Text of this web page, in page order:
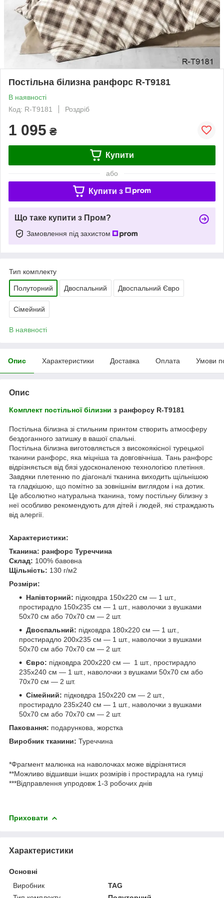
Постільна білизна ранфорс R-T9181
В наявності
Код: R-T9181
Роздріб
1 095 ₴
Купити
або
Купити з
Що таке купити з Пром?
Замовлення під захистом
Тип комплекту
Полуторний Двоспальний Двоспальний Євро
Сімейний
В наявності
Опис Характеристики Доставка Оплата Умови
Опис
Комплект постільної білизни з ранфорсу R-T9181
Постільна білизна зі стильним принтом створить атмосферу
бездоганного затишку в вашої спальні.
Постільна білизна виготовляється з високоякісної турецької
тканини ранфорс, яка міцніша та довговічніша. Тань ранфорс
відрізняється від бязі удосконаленою технологією плетіння.
Завдяки плетенню по діагоналі тканина виходить щільнішою
та гладкішою, що помітно за зовнішнім виглядом і на дотик.
Це абсолютно натуральна тканина, тому постільну білизну з
неї особливо рекомендують для дітей і людей, які страждають
від алергії.
Характеристики:
Тканина: ранфорс Туреччина
Склад: 100% бавовна
Щільність: 130 г/м2
Розміри:
Напівторний: підковдра 150х220 см — 1 шт.,
простирадло 150х235 см — 1 шт., наволочки з вушками
50х70 см або 70х70 см — 2 шт.
Двоспальний: підковдра 180х220 см — 1 шт.,
простирадло 200х235 см — 1 шт., наволочки з вушками
50х70 см або 70х70 см — 2 шт.
Євро: підковдра 200х220 см — 1 шт., простирадло
235х240 см — 1 шт., наволочки з вушками 50х70 см або
70х70 см — 2 шт.
Сімейний: підковдра 150х220 см — 2 шт.,
простирадло 235х240 см — 1 шт., наволочки з вушками
50х70 см або 70х70 см — 2 шт.
Паковання: подарункова, жорстка
Виробник тканини: Туреччина
*Фрагмент малюнка на наволочках може відрізнятися
**Можливо відшивши інших розмірів і простирадла на гумці
***Відправлення упродовж 1-3 робочих днів
Приховати
Характеристики
Основні
Виробник
TAG